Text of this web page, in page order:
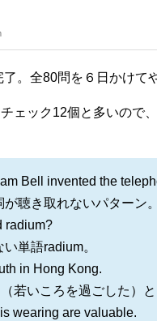
。全80問を６日かけて
ェック12個と多いので
Bell invented the
聴き取れないパターン。
radium?
単語radium。
in Hong Kong.
若いころを過ごした）
wearing are valuable.